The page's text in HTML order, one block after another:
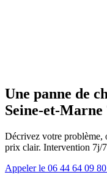
Une panne de
Seine-et-Marne
Décrivez votre problème,
prix clair. Intervention 7j/
Appeler le 06 44 64 09 80